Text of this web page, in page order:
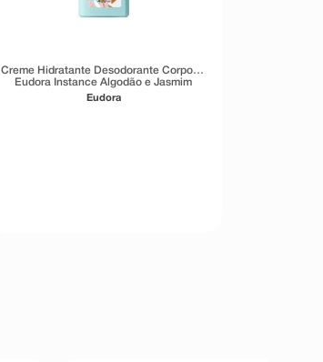
Creme Hidratante Desodorante Corporal
Eudora Instance Algodão e Jasmim
400ml
Eudora